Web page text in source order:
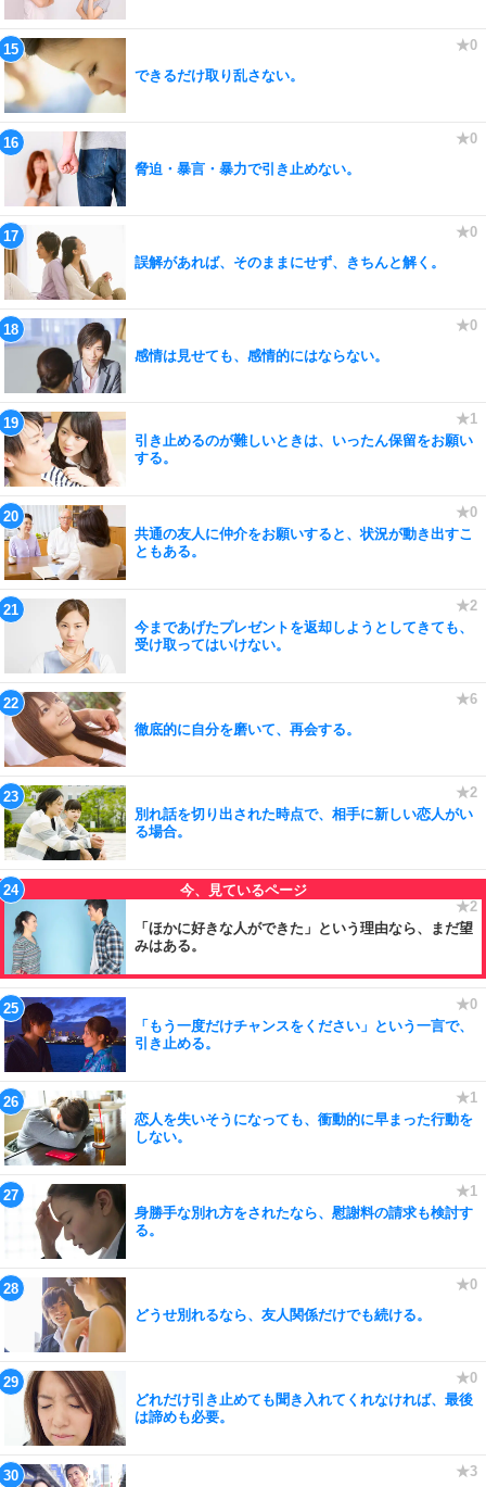
できるだけ取り乱さない。
脅迫・暴言・暴力で引き止めない。
誤解があれば、そのままにせず、きちんと解く。
感情は見せても、感情的にはならない。
引き止めるのが難しいときは、いったん保留をお願い
する。
共通の友人に仲介をお願いすると、状況が動き出すこ
ともある。
今まであげたプレゼントを返却しようとしてきても、
受け取ってはいけない。
徹底的に自分を磨いて、再会する。
別れ話を切り出された時点で、相手に新しい恋人がい
る場合。
「ほかに好きな人ができた」という理由なら、まだ望
みはある。
「もう一度だけチャンスをください」という一言で、
引き止める。
恋人を失いそうになっても、衝動的に早まった行動を
しない。
身勝手な別れ方をされたなら、慰謝料の請求も検討す
る。
どうせ別れるなら、友人関係だけでも続ける。
どれだけ引き止めても聞き入れてくれなければ、最後
は諦めも必要。